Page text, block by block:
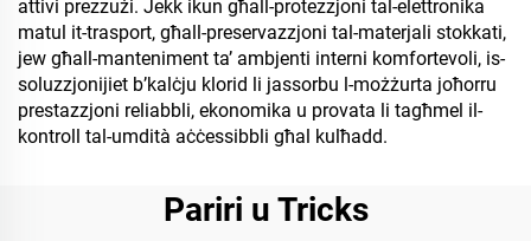
attivi prezzużi. Jekk ikun għall-protezzjoni tal-elettronika
matul it-trasport, għall-preservazzjoni tal-materjali stokkati,
jew għall-manteniment ta’ ambjenti interni komfortevoli, is-
soluzzjonijiet b’kalċju klorid li jassorbu l-możżurta joħorru
prestazzjoni reliabbli, ekonomika u provata li tagħmel il-
kontroll tal-umdità aċċessibbli għal kulħadd.
Pariri u Tricks